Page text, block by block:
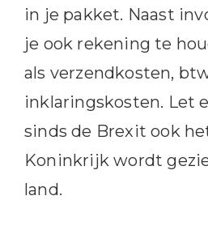
in je pakket. Naast
je ook rekening te
als verzendkosten,
inklaringskosten. Let
sinds de Brexit ook
Koninkrijk wordt
land.